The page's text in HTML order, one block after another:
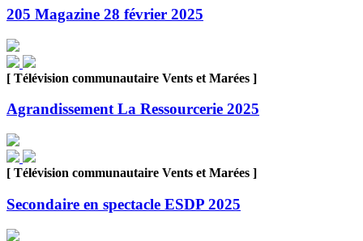
205 Magazine 28 février 2025
[ Télévision communautaire Vents et Marées ]
Agrandissement La Ressourcerie 2025
[ Télévision communautaire Vents et Marées ]
Secondaire en spectacle ESDP 2025